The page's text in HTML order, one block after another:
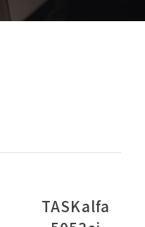
TASKalfa